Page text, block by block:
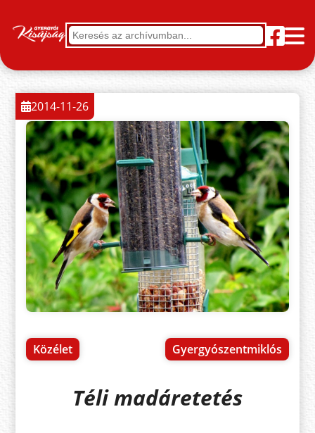
Közélet Gyergyószentmiklós
2014-11-26
Téli madáretetés